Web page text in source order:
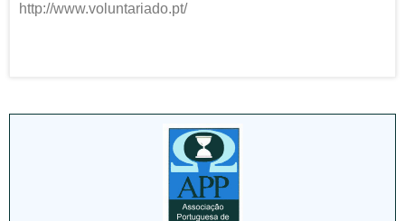
http://www.voluntariado.pt/